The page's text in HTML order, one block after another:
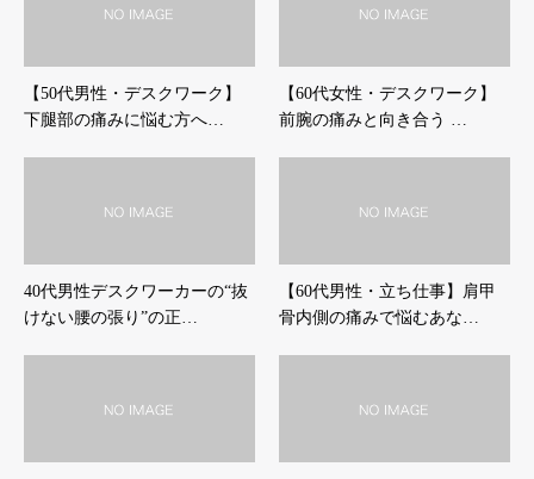
【50代男性・デスクワーク】
下腿部の痛みに悩む方へ…
【60代女性・デスクワーク】
前腕の痛みと向き合う …
40代男性デスクワーカーの“抜
けない腰の張り”の正…
【60代男性・立ち仕事】肩甲
骨内側の痛みで悩むあな…